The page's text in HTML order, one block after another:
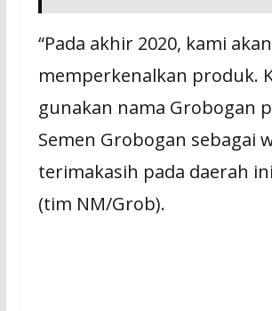
“Pada akhir 2020, kami
memperkenalkan produk.
gunakan nama Grobogan
Semen Grobogan sebagai
terimakasih pada daerah
(tim NM/Grob).